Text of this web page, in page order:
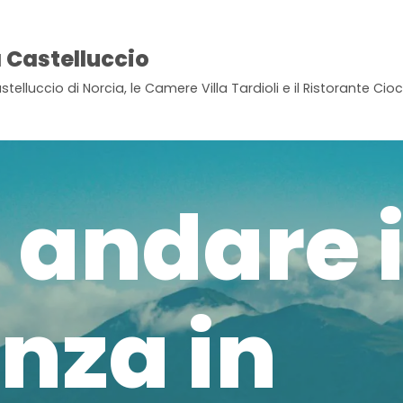
Castelluccio
di Norcia, le Camere Villa Tardioli e il Ristorante
andare
in